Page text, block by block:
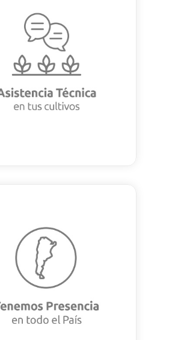
Técnica en tus
cultivos
Con pasión abrimos
tranqueras, observando,
encontrar una solución
para tu cultivo.
Tenemos Presencia en
todo el País
Nuestros asociados están
para trabajar en
para tu cultivo.
Contáctate con nosotros.